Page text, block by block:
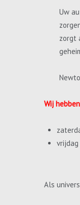
Uw
zorgt
Wij
Als